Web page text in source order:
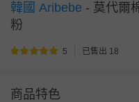
韓國 Aribebe - 莫代爾
粉
5 已售出 18
商品特色